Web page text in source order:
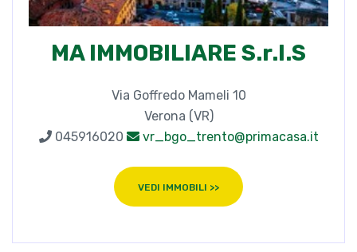
MA IMMOBILIARE S.r.l.S
Via Goffredo Mameli 10
Verona (VR)
045916020
vr_bgo_trento@primacasa.it
VEDI IMMOBILI >>